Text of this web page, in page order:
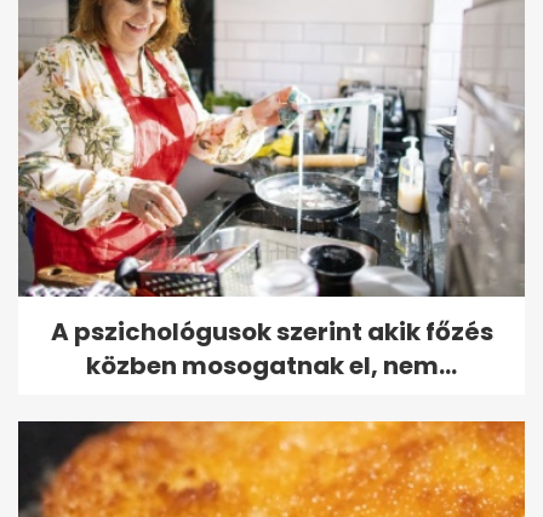
A pszichológusok szerint akik főzés
közben mosogatnak el, nem...